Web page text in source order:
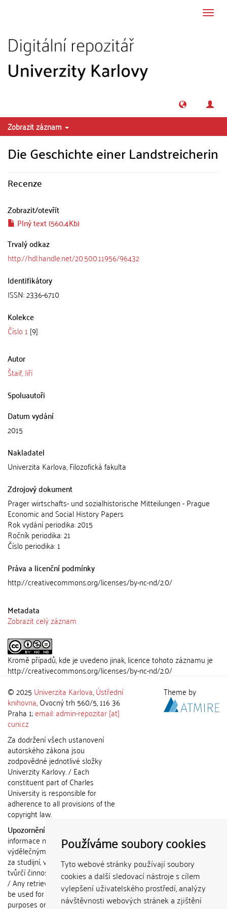
Používáme soubory cookies
Tyto webové stránky používají soubory
cookies a další sledovací nástroje s cílem
vylepšení uživatelského prostředí, analýzy
návštěvnosti webových stránek a zjištění
Zobrazit záznam
Die Geschichte einer Landstreicherin
Recenze
Zobrazit/otevřít
Plný text (560.4Kb)
Trvalý odkaz
http://hdl.handle.net/20.500.11956/96432
Identifikátory
ISSN: 2336-6710
Kolekce
Číslo 1 [9]
Autor
Štaif, Jiří
Spoluautoři
Datum vydání
2015
Nakladatel
Univerzita Karlova, Filozofická fakulta
Zdrojový dokument
Prager wirtschafts- und sozialhistorische Mitteilungen - Prague
Economic and Social History Papers
Rok vydání periodika: 2015
Ročník periodika: 21
Číslo periodika: 1
Práva a licenční podmínky
http://creativecommons.org/licenses/by-nc-nd/2.0/
Metadata
Zobrazit celý záznam
Kromě případů, kde je uvedeno jinak, licence tohoto záznamu je
http://creativecommons.org/licenses/by-nc-nd/2.0/
© 2025 Univerzita Karlova,Ústřední
knihovna, Ovocný trh 560/5, 116 36
Praha 1;email: admin-repozitar [at]
cuni.cz
Za dodržení všech ustanovení
autorského zákona jsou
zodpovědné jednotlivé složky
Univerzity Karlovy. / Each
constituent part of Charles
University is responsible for
adherence to all provisions of the
copyright law.
Upozornění / Notice:
informace nemohou být použity k
výdělečným účelům nebo vydávány
za studijní, vědeckou nebo jinou
tvůrčí činnost jiné osoby než autora.
/ Any retrieved information shall not
be used for any commercial
purposes or claimed as results of
Theme by